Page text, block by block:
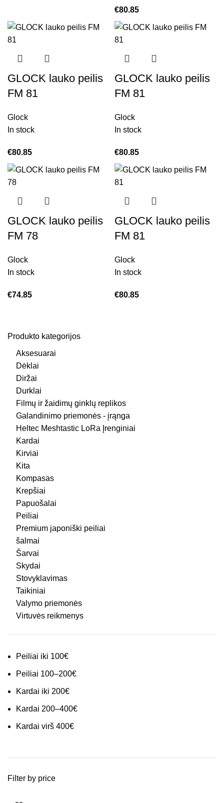
Produkto kategorijos
Aksesuarai
Dėklai
Diržai
Durklai
Filmų ir žaidimų ginklų replikos
Galandinimo priemonės - įrąnga
Heltec Meshtastic LoRa Įrenginiai
Kardai
Kirviai
Kita
Kompasas
Krepšiai
Papuošalai
Peiliai
Premium japoniški peiliai
šalmai
Šarvai
Skydai
Stovyklavimas
Taikiniai
Valymo priemonės
Virtuvės reikmenys
Peiliai iki 100€
Peiliai 100–200€
Kardai iki 200€
Kardai 200–400€
Kardai virš 400€
Filter by price
€80.85
GLOCK lauko peilis
FM 81
Glock
In stock
€80.85
GLOCK lauko peilis
FM 81
Glock
In stock
€80.85
GLOCK lauko peilis
FM 78
Glock
In stock
€74.85
GLOCK lauko peilis
FM 81
Glock
In stock
€80.85